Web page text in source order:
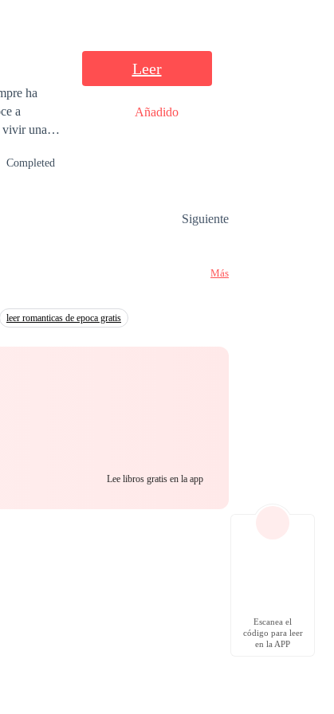
ha
a
vivir una
estos
Completed
Leer
Añadido
Siguiente
Más
leer romanticas de epoca gratis
Lee libros gratis en la app
Escanea el
código para leer
en la APP